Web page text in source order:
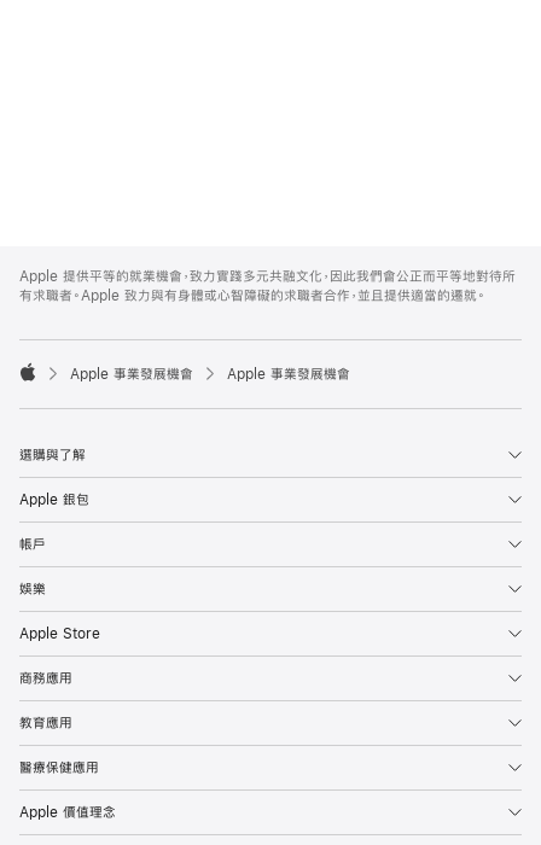
Footer
Apple 提供平等的就業機會，致力實踐多元共融文化，因此我們會公正而平等地對待所
有求職者。Apple 致力與有身體或心智障礙的求職者合作，並且提供適當的遷就。

Apple 事業發展機會 Apple 事業發展機會
選購與了解
Apple 銀包
帳戶
娛樂
Apple Store
商務應用
教育應用
醫療保健應用
Apple 價值理念